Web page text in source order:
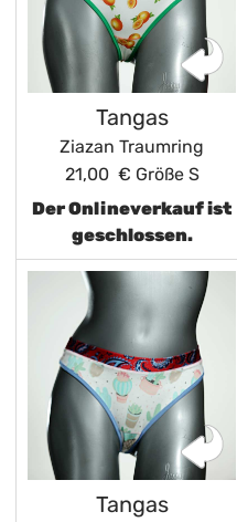
Tangas
Ziazan Traumring
21,00 € Größe S
Der Onlineverkauf ist
geschlossen.
Tangas